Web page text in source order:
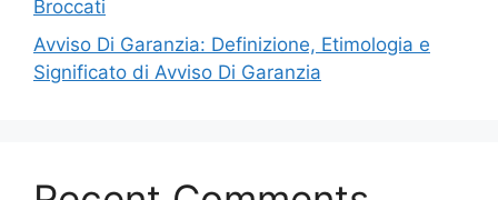
Broccati
Avviso Di Garanzia: Definizione, Etimologia e
Significato di Avviso Di Garanzia